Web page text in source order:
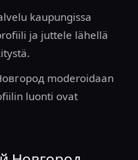
kaupungissa
ja juttele lähellä
moderoidaan
luonti ovat